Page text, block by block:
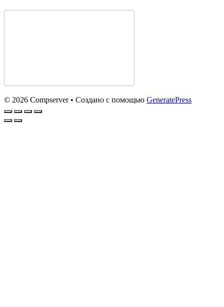
© 2026 Compserver• Создано с помощью GeneratePress